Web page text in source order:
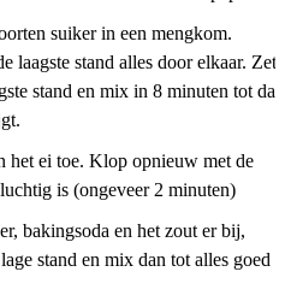
suiker in een mengkom.
laagste stand alles door elkaar. Zet
stand en mix in 8 minuten tot dat
het ei toe. Klop opnieuw met de
is (ongeveer 2 minuten)
bakingsoda en het zout er bij,
stand en mix dan tot alles goed